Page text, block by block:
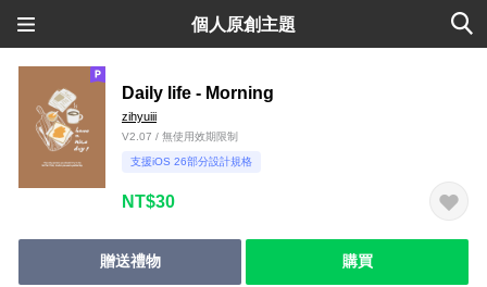
個人原創主題
Daily life - Morning
zihyuiii
V2.07 / 無使用效期限制
支援iOS 26部分設計規格
NT$30
贈送禮物 購買